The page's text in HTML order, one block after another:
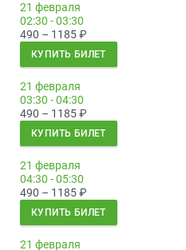
21 февраля
02:30 - 03:30
490 – 1185₽
КУПИТЬ БИЛЕТ
21 февраля
03:30 - 04:30
490 – 1185₽
КУПИТЬ БИЛЕТ
21 февраля
04:30 - 05:30
490 – 1185₽
КУПИТЬ БИЛЕТ
21 февраля